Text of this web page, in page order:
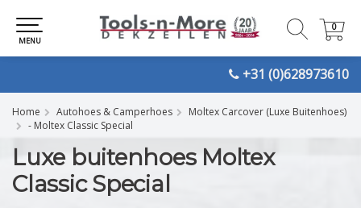
+31 (0)628973610
0
0
MENU
Home Autohoes & Camperhoes
Moltex Carcover (Luxe Buitenhoes)
- Moltex Classic Special
Luxe buitenhoes Moltex
Classic Special